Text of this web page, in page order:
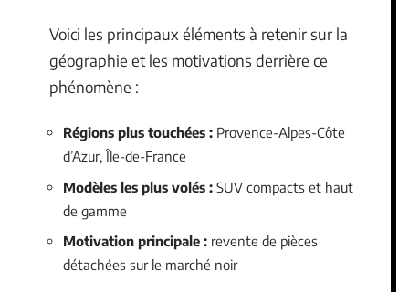
Voici les principaux éléments à retenir sur la
géographie et les motivations derrière ce
phénomène :
Régions plus touchées : Provence-Alpes-Côte
d’Azur, Île-de-France
Modèles les plus volés : SUV compacts et haut
de gamme
Motivation principale : revente de pièces
détachées sur le marché noir